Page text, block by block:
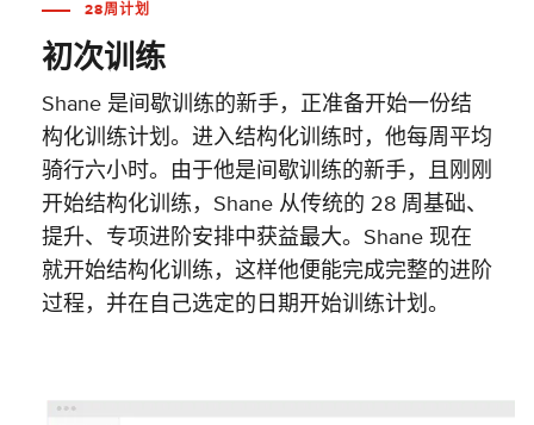
28周计划
初次训练
Shane 是间歇训练的新手，正准备开始一份结
构化训练计划。进入结构化训练时，他每周平均
骑行六小时。由于他是间歇训练的新手，且刚刚
开始结构化训练，Shane 从传统的 28 周基础、
提升、专项进阶安排中获益最大。Shane 现在
就开始结构化训练，这样他便能完成完整的进阶
过程，并在自己选定的日期开始训练计划。